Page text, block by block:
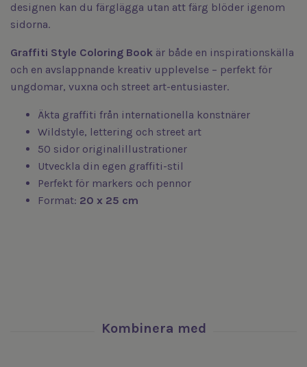
designen kan du färglägga utan att färg blöder igenom
sidorna.
Graffiti Style Coloring Book är både en inspirationskälla
och en avslappnande kreativ upplevelse – perfekt för
ungdomar, vuxna och street art-entusiaster.
Äkta graffiti från internationella konstnärer
Wildstyle, lettering och street art
50 sidor originalillustrationer
Utveckla din egen graffiti-stil
Perfekt för markers och pennor
Format: 20 x 25 cm